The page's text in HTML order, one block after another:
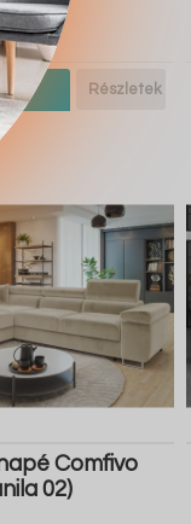
Részletek
Comfivo
02)